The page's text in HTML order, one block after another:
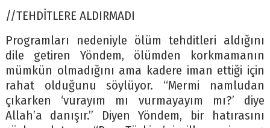
//TEHDİTLERE ALDIRMADI
Programları nedeniyle ölüm tehditleri aldığını
dile getiren Yöndem, ölümden korkmamanın
mümkün olmadığını ama kadere iman ettiği için
rahat olduğunu söylüyor. “Mermi namludan
çıkarken ‘vurayım mı vurmayayım mı?’ diye
Allah’a danışır.” Diyen Yöndem, bir hatırasını